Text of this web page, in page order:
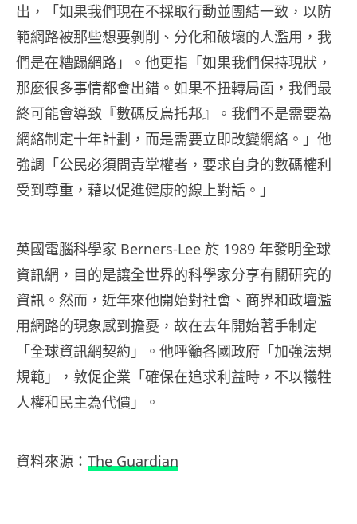
出，「如果我們現在不採取行動並團結一致，以防
範網路被那些想要剝削、分化和破壞的人濫用，我
們是在糟蹋網路」。他更指「如果我們保持現狀，
那麼很多事情都會出錯。如果不扭轉局面，我們最
終可能會導致『數碼反烏托邦』。我們不是需要為
網絡制定十年計劃，而是需要立即改變網絡。」他
強調「公民必須問責掌權者，要求自身的數碼權利
受到尊重，藉以促進健康的線上對話。」
英國電腦科學家 Berners-Lee 於 1989 年發明全球
資訊網，目的是讓全世界的科學家分享有關研究的
資訊。然而，近年來他開始對社會、商界和政壇濫
用網路的現象感到擔憂，故在去年開始著手制定
「全球資訊網契約」。他呼籲各國政府「加強法規
規範」，敦促企業「確保在追求利益時，不以犧牲
人權和民主為代價」。
資料來源： The Guardian